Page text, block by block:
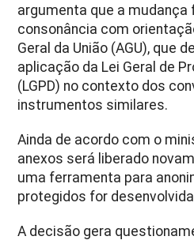
argumenta que a mudança
consonância com
Geral da União (AGU), que
aplicação da Lei Geral de
(LGPD) no contexto dos
instrumentos similares.
Ainda de acordo com o
anexos será liberado
uma ferramenta para
protegidos for
A decisão gera